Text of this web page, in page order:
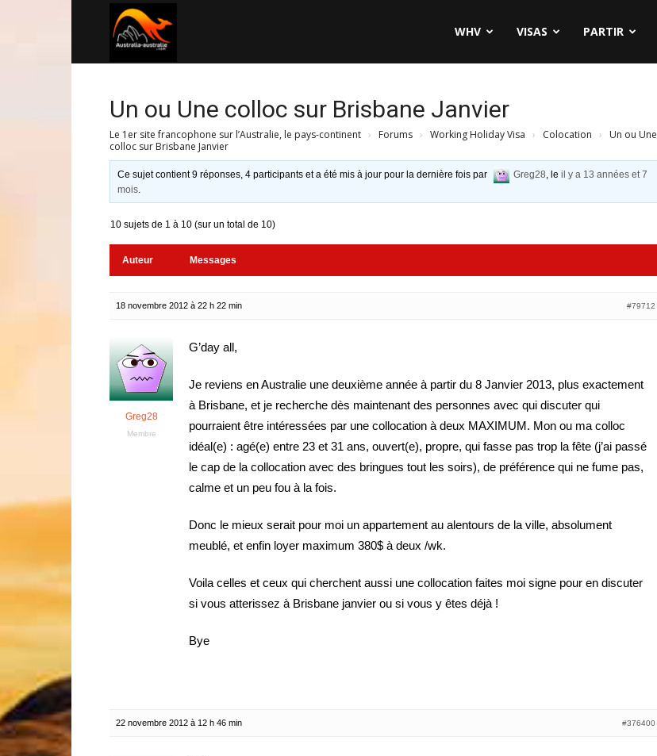
WHV VISAS PARTIR
Un ou Une colloc sur Brisbane Janvier
Le 1er site francophone sur l’Australie, le pays-continent › Forums › Working Holiday Visa › Colocation ›
Un ou Une
colloc sur Brisbane Janvier
Ce sujet contient 9 réponses, 4 participants et a été mis à jour pour la dernière fois par Greg28, leil y a 13 années et 7
mois.
10 sujets de 1 à 10 (sur un total de 10)
Auteur Messages
18 novembre 2012 à 22 h 22 min #79712
Greg28
Membre
G’day all,
Je reviens en Australie une deuxième année à partir du 8 Janvier 2013, plus exactement
à Brisbane, et je recherche dès maintenant des personnes avec qui discuter qui
pourraient être intéressées par une collocation à deux MAXIMUM. Mon ou ma colloc
idéal(e) : agé(e) entre 23 et 31 ans, ouvert(e), propre, qui fasse pas trop la fête (j’ai passé
le cap de la collocation avec des bringues tout les soirs), de préférence qui ne fume pas,
calme et un peu fou à la fois.
Donc le mieux serait pour moi un appartement au alentours de la ville, absolument
meublé, et enfin loyer maximum 380$ à deux /wk.
Voila celles et ceux qui cherchent aussi une collocation faites moi signe pour en discuter
si vous atterissez à Brisbane janvier ou si vous y êtes déjà !
Bye
22 novembre 2012 à 12 h 46 min #376400